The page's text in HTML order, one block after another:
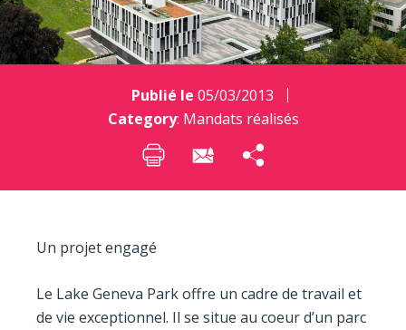
Publié le 05/03/2013
Category: Mandats réalisés
Un projet engagé
Le Lake Geneva Park offre un cadre de travail et
de vie exceptionnel. Il se situe au coeur d’un parc